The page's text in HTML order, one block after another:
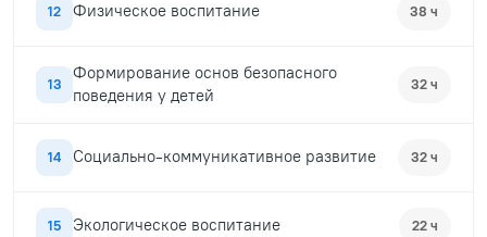
12 Физическое воспитание 38 ч
13
Формирование основ безопасного
поведения у детей
32 ч
14 Социально-коммуникативное развитие 32 ч
15 Экологическое воспитание 22 ч